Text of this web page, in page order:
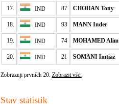
17. IND 87 CHOHAN Tony
18. IND 93 MANN Inder
19. IND 74 MOHAMED Alim
20. IND 21 SOMANI Imtiaz
Zobrazuji prvních 20. Zobrazit vše.
Stav statistik